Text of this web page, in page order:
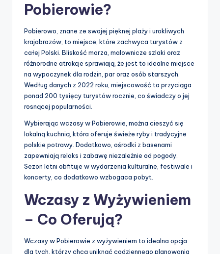
Pobierowie?
Pobierowo, znane ze swojej pięknej plaży i urokliwych
krajobrazów, to miejsce, które zachwyca turystów z
całej Polski. Bliskość morza, malownicze szlaki oraz
różnorodne atrakcje sprawiają, że jest to idealne miejsce
na wypoczynek dla rodzin, par oraz osób starszych.
Według danych z 2022 roku, miejscowość ta przyciąga
ponad 200 tysięcy turystów rocznie, co świadczy o jej
rosnącej popularności.
Wybierając wczasy w Pobierowie, można cieszyć się
lokalną kuchnią, która oferuje świeże ryby i tradycyjne
polskie potrawy. Dodatkowo, ośrodki z basenami
zapewniają relaks i zabawę niezależnie od pogody.
Sezon letni obfituje w wydarzenia kulturalne, festiwale i
koncerty, co dodatkowo wzbogaca pobyt.
Wczasy z Wyżywieniem
– Co Oferują?
Wczasy w Pobierowie z wyżywieniem to idealna opcja
dla tych, którzy chcą uniknąć codziennego planowania